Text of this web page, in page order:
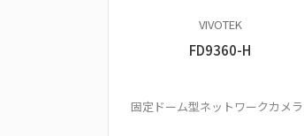
VIVOTEK
FD9360-H
固定ドーム型ネットワークカメラ